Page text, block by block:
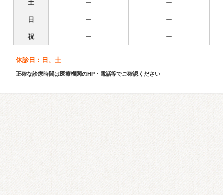
土 ー ー
日 ー ー
祝 ー ー
休診日：日、土
正確な診療時間は医療機関のHP・電話等でご確認ください